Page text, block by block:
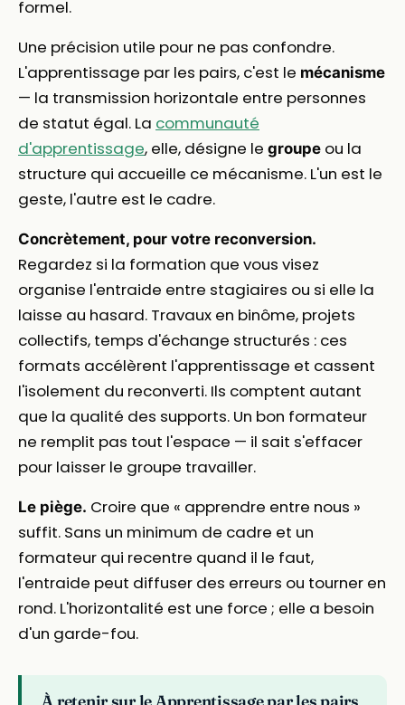
formel.
Une précision utile pour ne pas confondre.
L'apprentissage par les pairs, c'est le mécanisme
— la transmission horizontale entre personnes
de statut égal. La communauté
d'apprentissage, elle, désigne le groupe ou la
structure qui accueille ce mécanisme. L'un est le
geste, l'autre est le cadre.
Concrètement, pour votre reconversion.
Regardez si la formation que vous visez
organise l'entraide entre stagiaires ou si elle la
laisse au hasard. Travaux en binôme, projets
collectifs, temps d'échange structurés : ces
formats accélèrent l'apprentissage et cassent
l'isolement du reconverti. Ils comptent autant
que la qualité des supports. Un bon formateur
ne remplit pas tout l'espace — il sait s'effacer
pour laisser le groupe travailler.
Le piège. Croire que « apprendre entre nous »
suffit. Sans un minimum de cadre et un
formateur qui recentre quand il le faut,
l'entraide peut diffuser des erreurs ou tourner en
rond. L'horizontalité est une force ; elle a besoin
d'un garde-fou.
À retenir sur le Apprentissage par les pairs